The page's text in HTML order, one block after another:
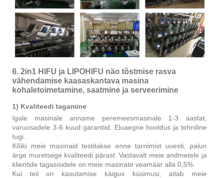
6. 2in1 HIFU ja LIPOHIFU näo tõstmise rasva
vähendamise kaasaskantava masina
kohaletoimetamine, saatmine ja serveerimine
1) Kvaliteedi tagamine
Igale masinale anname peremeesmasinale 1-3 aastat,
varuosadele 3-6 kuud garantiid. Eluaegne hooldus ja tehniline
tugi.
Kõiki meie masinaid testitakse enne tarnimist uuesti, palun
ärge muretsege kvaliteedi pärast. Vastavalt meie andmetele ja
klientide tagasisidele on meie masinate veamäär alla 0,5%.
Kui teil on kasutamise käigus küsimusi, aitab meie